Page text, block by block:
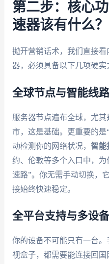
第二步：核心
速器该有什么？
抛开营销话术，我们直接
器，必须具备以下几项硬实
全球节点与智能线
服务器节点遍布全球，尤
市，这是基础。更重要的是
动检测你的网络状况， 智能
约、伦敦等多个入口中，
速路”。你无需手动切换，
接始终快速稳定。
全平台支持与多设
你的设备不可能只有一台
视盒子，都需要能连接回